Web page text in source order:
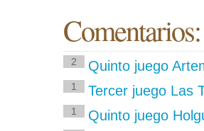
2 Quinto juego
1 Tercer juego Las
1 Quinto juego